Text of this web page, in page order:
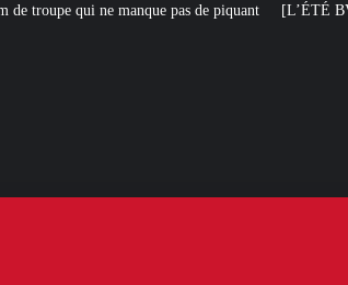
de piquant [L’ÉTÉ BV] Polygamie : quand la